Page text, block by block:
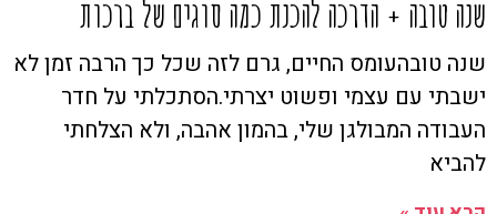
שנה טובה + הדרכה להכנת כמה סוגים של ברכות
שנה טובהעומס החיים, גרם לזה שכל כך הרבה זמן לא
ישבתי עם עצמי ופשוט יצרתי.הסתכלתי על חדר
העבודה המבולגן שלי, בהמון אהבה, ולא הצלחתי
להביא